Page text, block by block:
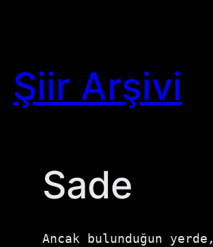
Şiir Arşivi
Sade
Ancak bulunduğun yerde,